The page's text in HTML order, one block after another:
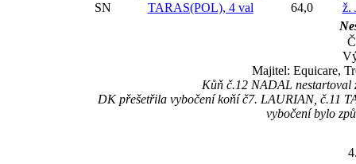
SN
TARAS(POL), 4 val 64,0
ž.
Majitel: Equicare,
Kůň č.12 NADAL nestartoval
DK přešetřila vybočení koňí č7. LAURIAN, č.11
vybočení bylo